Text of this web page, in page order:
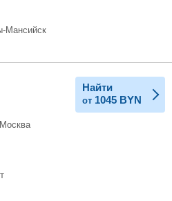
Мансийск
Найти
от 1045 BYN